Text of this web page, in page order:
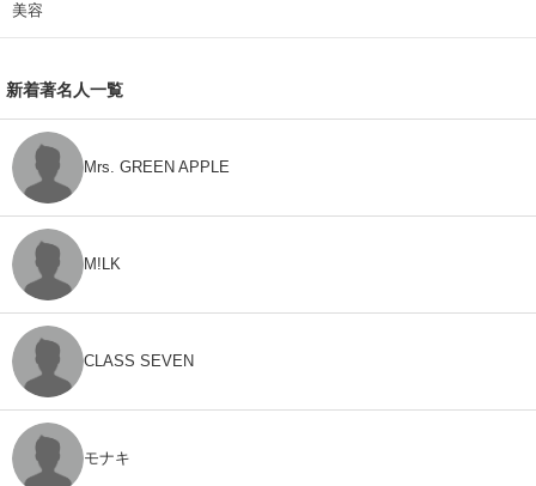
美容
新着著名人一覧
Mrs. GREEN APPLE
M!LK
CLASS SEVEN
モナキ